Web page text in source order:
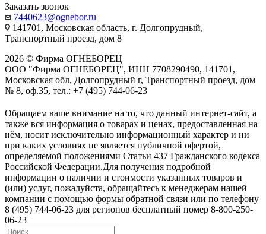
Заказать звонок
7440623@ognebor.ru
141701, Московская область, г. Долгопрудный,
Транспортный проезд, дом 8
2026 © Фирма ОГНЕБОРЕЦ
ООО "Фирма ОГНЕБОРЕЦ", ИНН 7708290490, 141701,
Московская обл, Долгопрудный г, Транспортный проезд, дом
№ 8, оф.35, тел.: +7 (495) 744-06-23
Обращаем ваше внимание на то, что данный интернет-сайт, а
также вся информация о товарах и ценах, предоставленная на
нём, носит исключительно информационный характер и ни
при каких условиях не является публичной офертой,
определяемой положениями Статьи 437 Гражданского кодекса
Российской Федерации.Для получения подробной
информации о наличии и стоимости указанных товаров и
(или) услуг, пожалуйста, обращайтесь к менеджерам нашей
компании с помощью формы обратной связи или по телефону
8 (495) 744-06-23 для регионов бесплатный номер 8-800-250-
06-23